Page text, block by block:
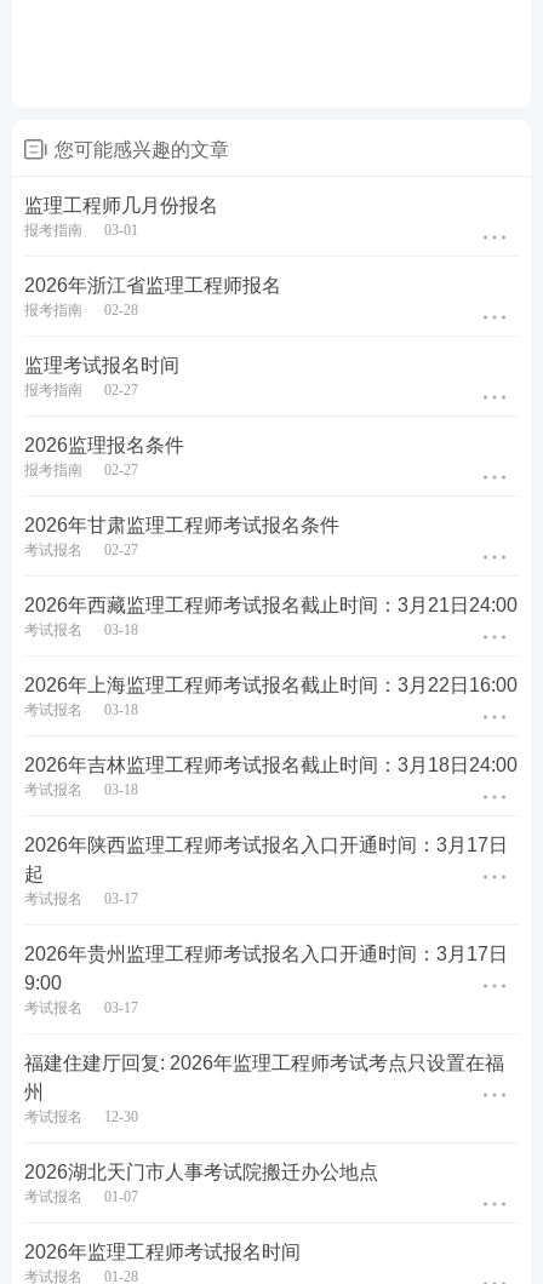
1考生注册。首次报考人员应提前注册，注册时认真阅
须知》，如实、准确填写注册信息（请报考人员务必
考信息）。已注册的报考人员无需要重新注册，但须
提前补充完善注册信息，网上报名系统将对身份信
息、学历学位等注册信息进行在线核验，注册信息提
交24小时后可登录网上报名系统查询核验结果，核验
2.上传照片。考生网上报名时，应按要求上传电子照
片，须预先下载并使用报名系统指定的“照片审核处理
工具”，上传经该工具审核处理并保存后的本人近期彩
像素295px*413px），照片底色背景为白色。未使用
照片审核处理工具而自行上传的照片，报名系统无法
审核通过，考生将无法完成网上报名。已经注册并成
功上传照片的考生无需更换照片
3.填报信息。考生完善注册信息后进入网上报名系统
选择考试、报名地，认真阅读报考须知及考试报名操
作流程，签署《专业技术人员资格考试报名证明事项
告知承诺制告知书》，根据本人实际情况填写报名信
息，确认信息真实、准确、完整。
4.资格核查。注册时身份信息和学历学位信息在线核
验结果为“核验通过”的报考人员，报名信息确认后，
系统自动审核报名资格，无需人工审核，可直接缴
费。
凡个人信息在线“无法核验”以及“核验不通过”的报考
核查和现场提交资料核查。
①2002年以前取得大专及以上（含大专）学历的报考
您可能感兴趣的文章
监理工程师几月份报名
报考指南 03-01
2026年浙江省监理工程师报名
报考指南 02-28
监理考试报名时间
报考指南 02-27
2026监理报名条件
报考指南 02-27
2026年甘肃监理工程师考试报名条件
考试报名 02-27
2026年西藏监理工程师考试报名截止时间：3月21日24:00
考试报名 03-18
2026年上海监理工程师考试报名截止时间：3月22日16:00
考试报名 03-18
2026年吉林监理工程师考试报名截止时间：3月18日24:00
考试报名 03-18
2026年陕西监理工程师考试报名入口开通时间：3月17日
起
考试报名 03-17
2026年贵州监理工程师考试报名入口开通时间：3月17日
9:00
考试报名 03-17
福建住建厅回复: 2026年监理工程师考试考点只设置在福
州
考试报名 12-30
2026湖北天门市人事考试院搬迁办公地点
考试报名 01-07
2026年监理工程师考试报名时间
考试报名 01-28